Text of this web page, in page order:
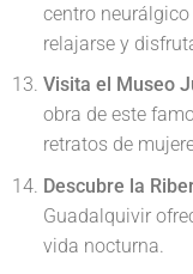
centro
relajarse y
Visita el Museo
obra de este
retratos de
Descubre la
Guadalquivir
vida nocturna.